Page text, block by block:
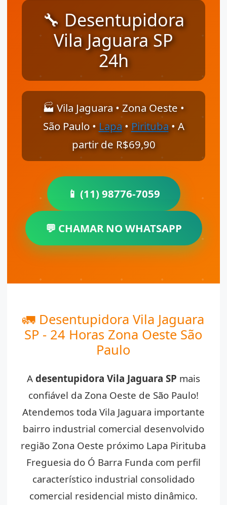
🔧 Desentupidora
Vila Jaguara SP
24h
🏭 Vila Jaguara • Zona Oeste •
São Paulo • Lapa• Pirituba• A
partir de R$69,90
📱 (11) 98776-7059
💬 CHAMAR NO WHATSAPP
🚛 Desentupidora Vila Jaguara
SP - 24 Horas Zona Oeste São
Paulo
A desentupidora Vila Jaguara SP mais
confiável da Zona Oeste de São Paulo!
Atendemos toda Vila Jaguara importante
bairro industrial comercial desenvolvido
região Zona Oeste próximo Lapa Pirituba
Freguesia do Ó Barra Funda com perfil
característico industrial consolidado
comercial residencial misto dinâmico.